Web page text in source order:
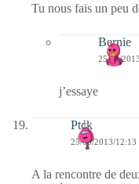
Tu nous fais un peu
Bernie
25/06/
j’essaye
Ptck
25/06/2013/12:13
A la rencontre de